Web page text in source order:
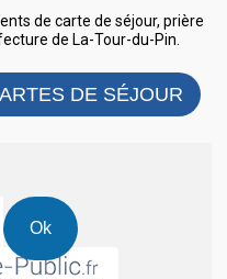
de carte de séjour, prière
de La-Tour-du-Pin.
DE SÉJOUR